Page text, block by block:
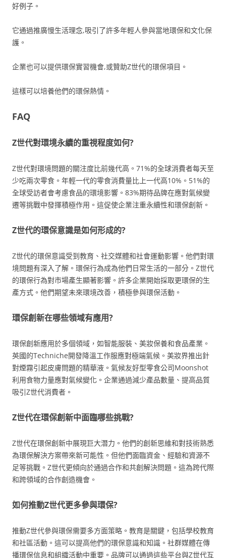
好例子。
它通過推廣慢生活理念,吸引了許多年輕人參與當地環保和文化保
護。
企業也可以提供環保實習機會,或贊助Z世代的環保項目。
這樣可以培養他們的環保熱情。
FAQ
Z世代對環境永續的重視程度如何?
Z世代對環境問題的關注度比前幾代高。71%的全球消費者每天至
少吃兩次零食。年輕一代的零食消費量比上一代高10%。51%的
全球受訪者會考慮食品的環境影響。83%期待品牌在應對氣候變
遷等挑戰中發揮積極作用。這促使企業注重永續性和環保創新。
Z世代的環保意識是如何形成的?
Z世代的環保意識受到教育、社交媒體和社會運動影響。他們對環
境問題有深入了解。環保行為成為他們日常生活的一部分。Z世代
的環保行為對市場產生顯著影響。許多企業開始採取更環保的生
產方式。他們期望未來環境改善，積極參與環保活動。
環保創新在哪些領域有應用?
環保創新應用於多個領域，如智能服裝、美妝保養和食品產業。
英國的Techniche開發降溫工作服應對極端氣候。美妝界推出針
對煙霧引起皮膚問題的精華液。氣候友好型零食公司Moonshot
利用食物力量應對氣候變化。企業通過減少產品數量、提高品質
吸引Z世代消費者。
Z世代在環保創新中面臨哪些挑戰?
Z世代在環保創新中展現巨大潛力。他們的創新思維和對技術熟悉
為環保解決方案帶來新可能性。但他們面臨資金、經驗和資源不
足等挑戰。Z世代更傾向於通過合作和共創解決問題。這為跨代際
和跨領域的合作創造機會。
如何推動Z世代更多參與環保?
推動Z世代參與環保需要多方面策略。教育是關鍵，包括學校教育
和社區活動。這可以提高他們的環保意識和知識。社群媒體在傳
播環保信息和組織活動中重要。品牌可以通過這些平台與Z世代互